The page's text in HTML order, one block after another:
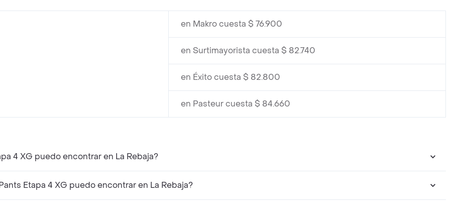
en Makro cuesta $ 76.900
en Surtimayorista cuesta $ 82.740
en Éxito cuesta $ 82.800
en Pasteur cuesta $ 84.660
¿Qué productos similares a Winny Pañal Pants Etapa 4 XG puedo encontrar en La Rebaja?
¿Qué productos complementarios a Winny Pañal Pants Etapa 4 XG puedo encontrar en La Rebaja?